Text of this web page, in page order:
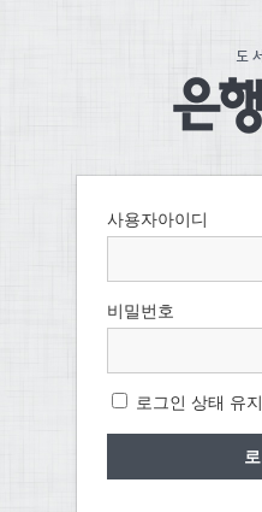
사용자아이디
비밀번호
로그인 상태 유지